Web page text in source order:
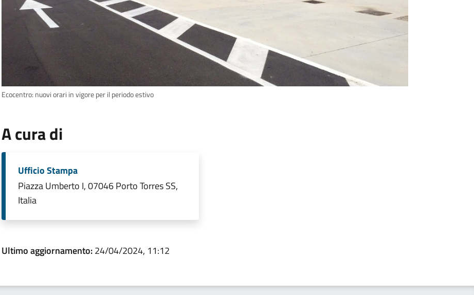
Ecocentro: nuovi orari in vigore per il periodo estivo
A cura di
Ufficio Stampa
Piazza Umberto I, 07046 Porto Torres SS,
Italia
Ultimo aggiornamento:24/04/2024, 11:12